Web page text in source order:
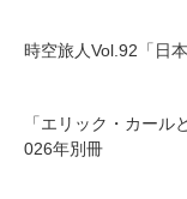
時空旅人Vol.92「日
「エリック・カール
026年別冊